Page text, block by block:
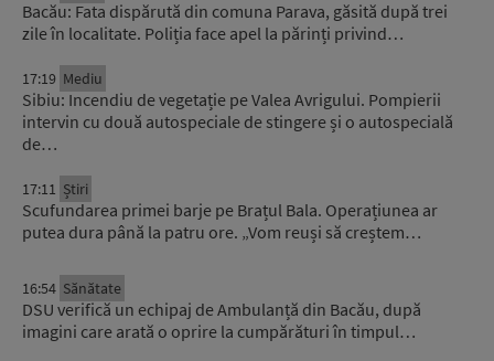
Bacău: Fata dispărută din comuna Parava, găsită după trei
zile în localitate. Poliția face apel la părinți privind…
17:19 Mediu
Sibiu: Incendiu de vegetație pe Valea Avrigului. Pompierii
intervin cu două autospeciale de stingere și o autospecială
de…
17:11 Știri
Scufundarea primei barje pe Brațul Bala. Operațiunea ar
putea dura până la patru ore. „Vom reuși să creștem…
16:54 Sănătate
DSU verifică un echipaj de Ambulanță din Bacău, după
imagini care arată o oprire la cumpărături în timpul…